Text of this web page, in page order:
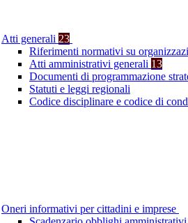
Atti generali 23
Riferimenti normativi su
Atti amministrativi generali 13
Documenti di programmazione
Statuti e leggi regionali
Codice disciplinare e codice di
Oneri informativi per cittadini e imprese